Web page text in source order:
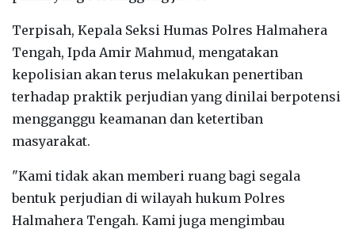
‎Terpisah, Kepala Seksi Humas Polres Halmahera
Tengah, Ipda Amir Mahmud, mengatakan
kepolisian akan terus melakukan penertiban
terhadap praktik perjudian yang dinilai berpotensi
mengganggu keamanan dan ketertiban
masyarakat.
‎"Kami tidak akan memberi ruang bagi segala
bentuk perjudian di wilayah hukum Polres
Halmahera Tengah. Kami juga mengimbau